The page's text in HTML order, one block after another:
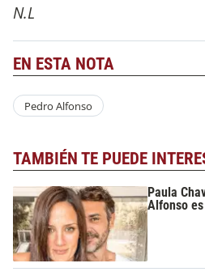
N.L
EN ESTA NOTA
Pedro Alfonso
TAMBIÉN TE PUEDE
Paula
Alfonso